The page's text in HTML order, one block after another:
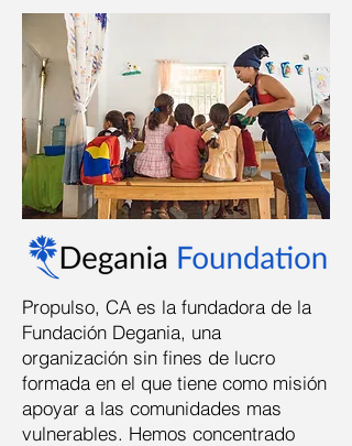
Propulso, CA es la fundadora de la
Fundación Degania, una
organización sin fines de lucro
formada en el que tiene como misión
apoyar a las comunidades mas
vulnerables. Hemos concentrado